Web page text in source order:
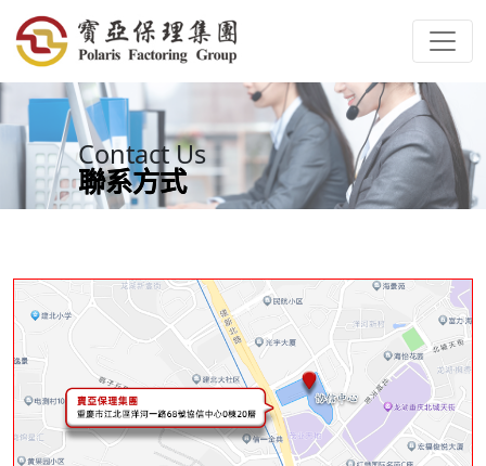
Contact Us
聯系方式